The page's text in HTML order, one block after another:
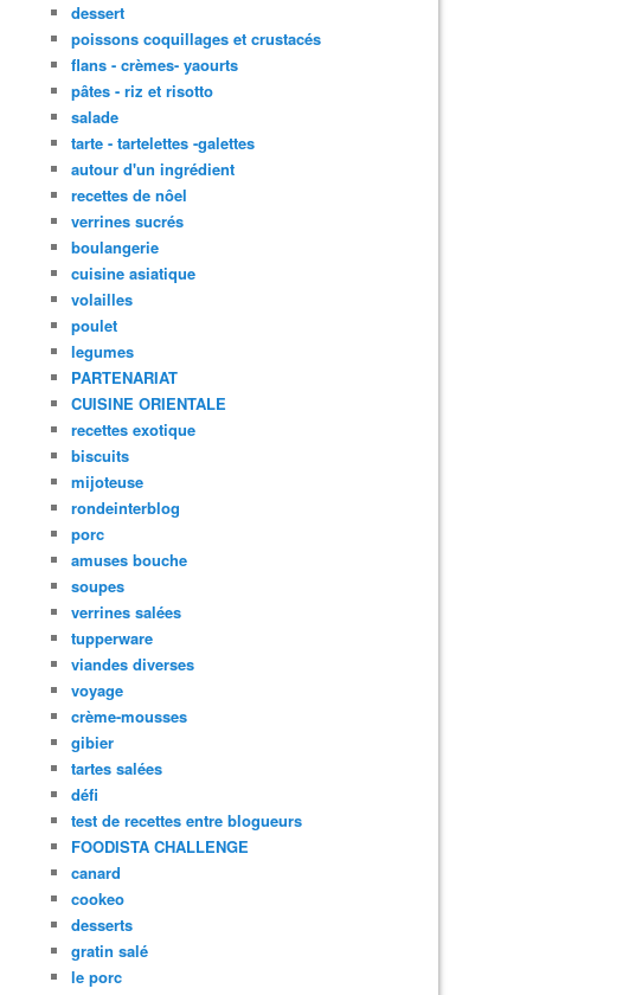
dessert
poissons coquillages et crustacés
flans - crèmes- yaourts
pâtes - riz et risotto
salade
tarte - tartelettes -galettes
autour d'un ingrédient
recettes de nôel
verrines sucrés
boulangerie
cuisine asiatique
volailles
poulet
legumes
PARTENARIAT
CUISINE ORIENTALE
recettes exotique
biscuits
mijoteuse
rondeinterblog
porc
amuses bouche
soupes
verrines salées
tupperware
viandes diverses
voyage
crème-mousses
gibier
tartes salées
défi
test de recettes entre blogueurs
FOODISTA CHALLENGE
canard
cookeo
desserts
gratin salé
le porc